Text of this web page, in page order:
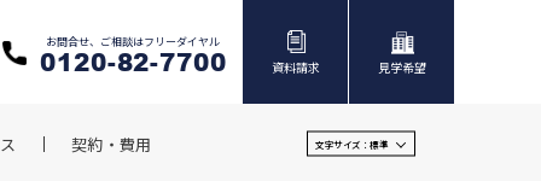
お問合せ、ご相談はフリーダイヤル
0120-82-7700 資料請求 見学希望
契約・費用 文字サイズ： 標準